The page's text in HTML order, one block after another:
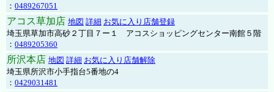
： 0489267051
アコス草加店 地図 詳細 お気に入り店舗登録
埼玉県草加市高砂２丁目７ー１ アコスショッピングセンター南館５階
： 0489205360
所沢本店 地図 詳細 お気に入り店舗解除
埼玉県所沢市小手指台5番地の4
： 0429031481